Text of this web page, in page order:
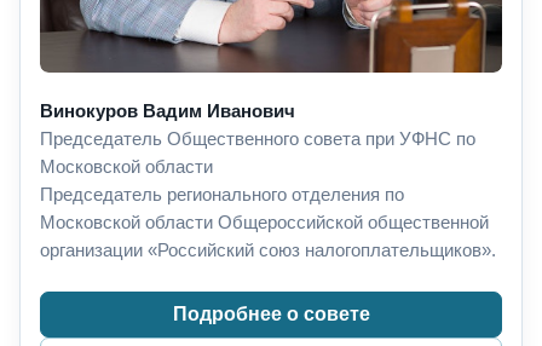
Винокуров Вадим Иванович
Председатель Общественного совета при УФНС по
Московской области
Председатель регионального отделения по
Московской области Общероссийской общественной
организации «Российский союз налогоплательщиков».
Подробнее о совете